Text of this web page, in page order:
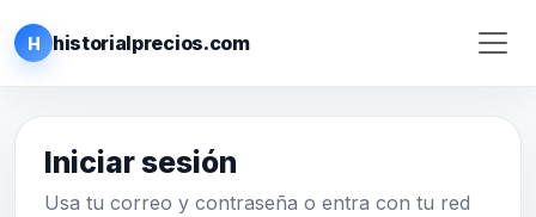
H historialprecios.com
Iniciar sesión
Usa tu correo y contraseña o entra con tu red